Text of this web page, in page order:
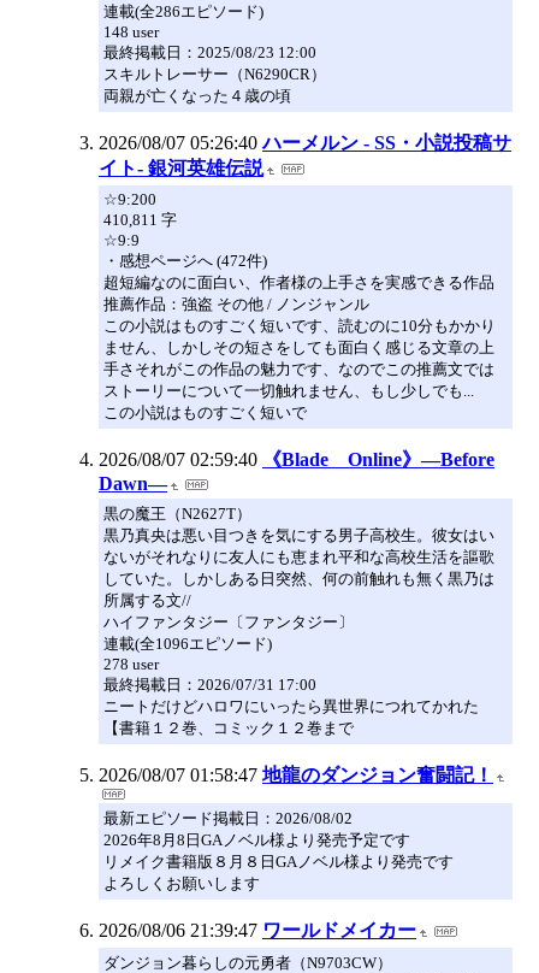
連載(全286エピソード)
148 user
最終掲載日：2025/08/23 12:00
スキルトレーサー（N6290CR）
両親が亡くなった４歳の頃
2026/08/07 05:26:40 ハーメルン - SS・小説投稿サ
イト- 銀河英雄伝説
☆9:200
410,811 字
☆9:9
・感想ページへ (472件)
超短編なのに面白い、作者様の上手さを実感できる作品
推薦作品：強盗 その他 / ノンジャンル
この小説はものすごく短いです、読むのに10分もかかり
ません、しかしその短さをしても面白く感じる文章の上
手さそれがこの作品の魅力です、なのでこの推薦文では
ストーリーについて一切触れません、もし少しでも...
この小説はものすごく短いで
2026/08/07 02:59:40
《Blade Online》―Before
Dawn―
黒の魔王（N2627T）
黒乃真央は悪い目つきを気にする男子高校生。彼女はい
ないがそれなりに友人にも恵まれ平和な高校生活を謳歌
していた。しかしある日突然、何の前触れも無く黒乃は
所属する文//
ハイファンタジー〔ファンタジー〕
連載(全1096エピソード)
278 user
最終掲載日：2026/07/31 17:00
ニートだけどハロワにいったら異世界につれてかれた
【書籍１２巻、コミック１２巻まで
2026/08/07 01:58:47 地龍のダンジョン奮闘記！
最新エピソード掲載日：2026/08/02
2026年8月8日GAノベル様より発売予定です
リメイク書籍版８月８日GAノベル様より発売です
よろしくお願いします
2026/08/06 21:39:47 ワールドメイカー
ダンジョン暮らしの元勇者（N9703CW）